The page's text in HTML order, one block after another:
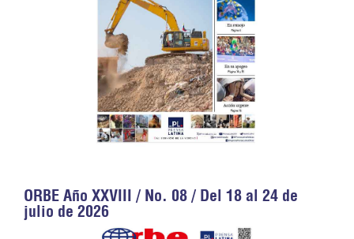
ORBE Año XXVIII / No. 08 / Del 18 al 24 de
julio de 2026